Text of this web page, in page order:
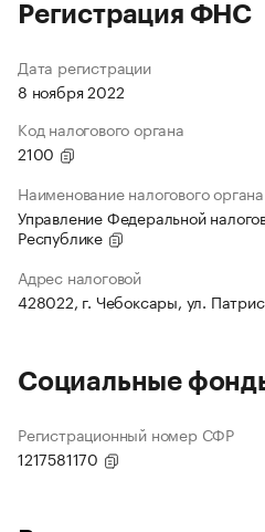
Регистрация ФНС
Дата регистрации
8 ноября 2022
Код налогового органа
2100
Наименование налогового органа
Управление Федеральной
Республике
Адрес налоговой
428022, г. Чебоксары, ул.
Социальные
Регистрационный номер СФР
1217581170